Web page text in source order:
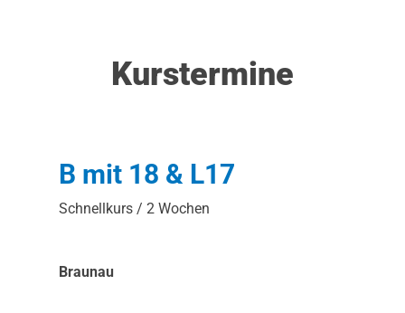
Kurstermine
B mit 18 & L17
Schnellkurs / 2 Wochen
Braunau